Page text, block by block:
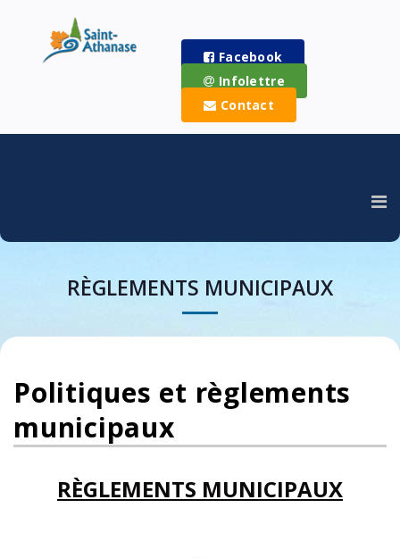
Facebook
Infolettre
Contact
RÈGLEMENTS MUNICIPAUX
Politiques et règlements
municipaux
RÈGLEMENTS MUNICIPAUX